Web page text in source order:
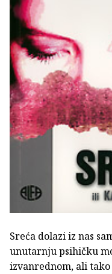
Sreća dolazi iz nas
unutarnju psihičku
izvanrednom, ali